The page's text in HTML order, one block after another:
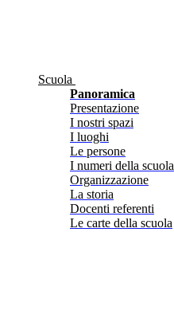
Scuola
Panoramica
Presentazione
I nostri spazi
I luoghi
Le persone
I numeri della scuola
Organizzazione
La storia
Docenti referenti
Le carte della scuola